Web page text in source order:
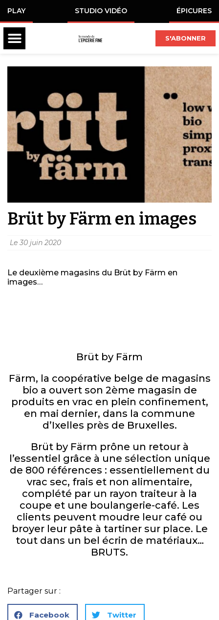
PLAY STUDIO VIDÉO ÉPICURES
S'ABONNER
Brüt by Färm en images
Le 30 juin 2020
Le deuxième magasins du Brüt by Färm en
images…​
Brüt by Färm
Färm, la coopérative belge de magasins
bio a ouvert son 2ème magasin de
produits en vrac en plein confinement,
en mai dernier, dans la commune
d’Ixelles près de Bruxelles.
Brüt by Färm prône un retour à
l’essentiel grâce à une sélection unique
de 800 références : essentiellement du
vrac sec, frais et non alimentaire,
complété par un rayon traiteur à la
coupe et une boulangerie-café. Les
clients peuvent moudre leur café ou
broyer leur pâte à tartiner sur place. Le
tout dans un bel écrin de matériaux…
BRUTS.
Partager sur :
Facebook Twitter